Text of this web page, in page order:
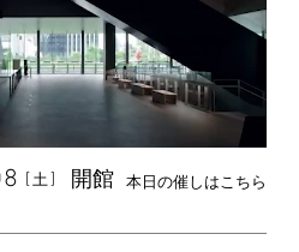
[土] 開館 本日の催しはこちら